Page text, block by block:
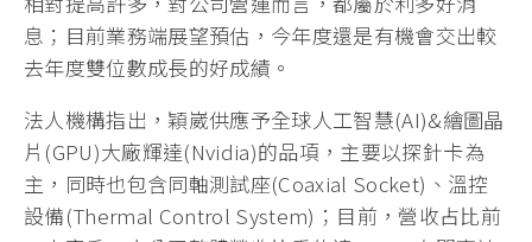
息；目前業務端展望預估，今年度還是有機會交出較
去年度雙位數成長的好成績。
法人機構指出，穎崴供應予全球人工智慧(AI)&繪圖晶
片(GPU)大廠輝達(Nvidia)的品項，主要以探針卡為
主，同時也包含同軸測試座(Coaxial Socket)、溫控
設備(Thermal Control System)；目前，營收占比前